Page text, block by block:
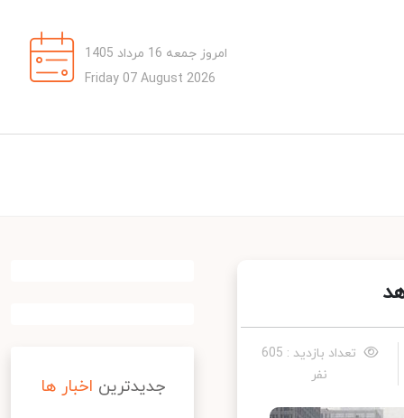
امروز جمعه 16 مرداد 1405
Friday 07 August 2026
تعداد بازدید : 605
نفر
جدیدترین اخبار ها